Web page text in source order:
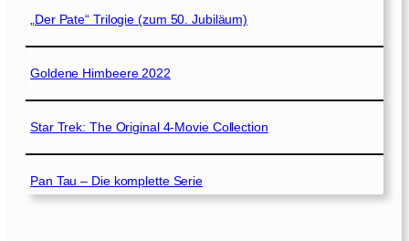
„Der Pate“ Trilogie (zum 50. Jubiläum)
Goldene Himbeere 2022
Star Trek: The Original 4-Movie Collection
Pan Tau – Die komplette Serie